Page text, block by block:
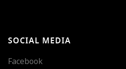
SOCIAL MEDIA
Facebook